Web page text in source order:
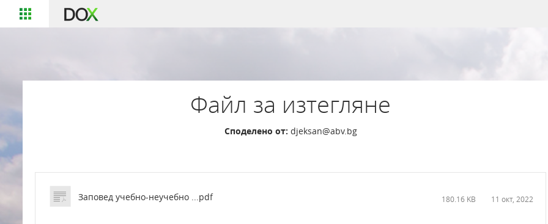
Файл за изтегляне
Споделено от: djeksan@abv.bg
Заповед учебно-неучебно ...pdf 11 окт, 2022
180.16 KB